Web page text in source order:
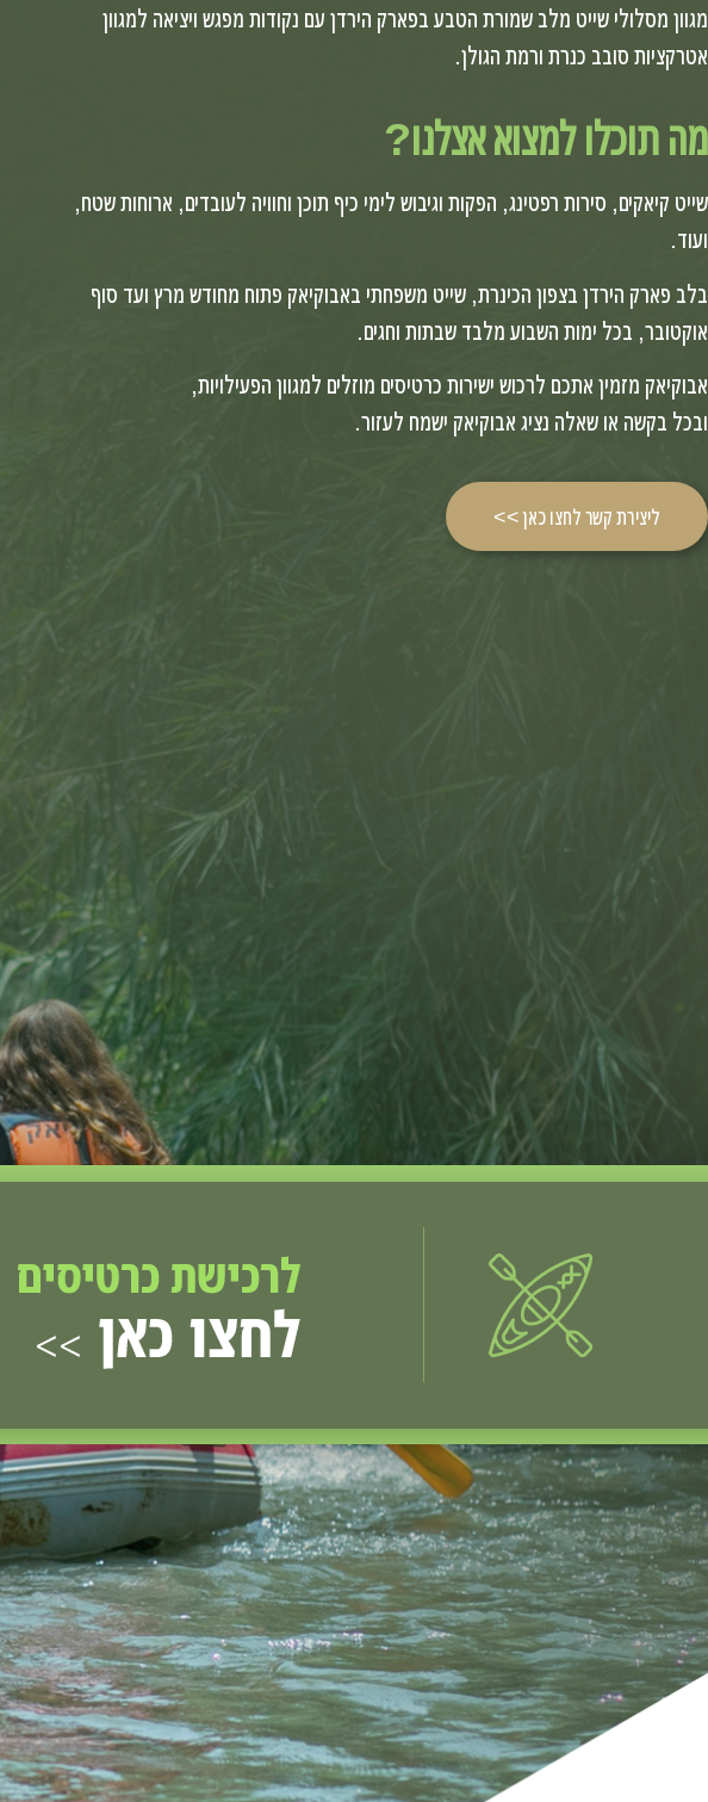
מגוון מסלולי שייט מלב שמורת הטבע בפארק הירדן עם נקודות מפגש ויציאה למגוון
אטרקציות סובב כנרת ורמת הגולן.
מה תוכלו למצוא אצלנו?
שייט קיאקים, סירות רפטינג, הפקות וגיבוש לימי כיף תוכן וחוויה לעובדים, ארוחות שטח,
ועוד.
בלב פארק הירדן בצפון הכינרת, שייט משפחתי באבוקיאק פתוח מחודש מרץ ועד סוף
אוקטובר, בכל ימות השבוע מלבד שבתות וחגים.
אבוקיאק מזמין אתכם לרכוש ישירות כרטיסים מוזלים למגוון הפעילויות,
ובכל בקשה או שאלה נציג אבוקיאק ישמח לעזור.
ליצירת קשר לחצו כאן >>